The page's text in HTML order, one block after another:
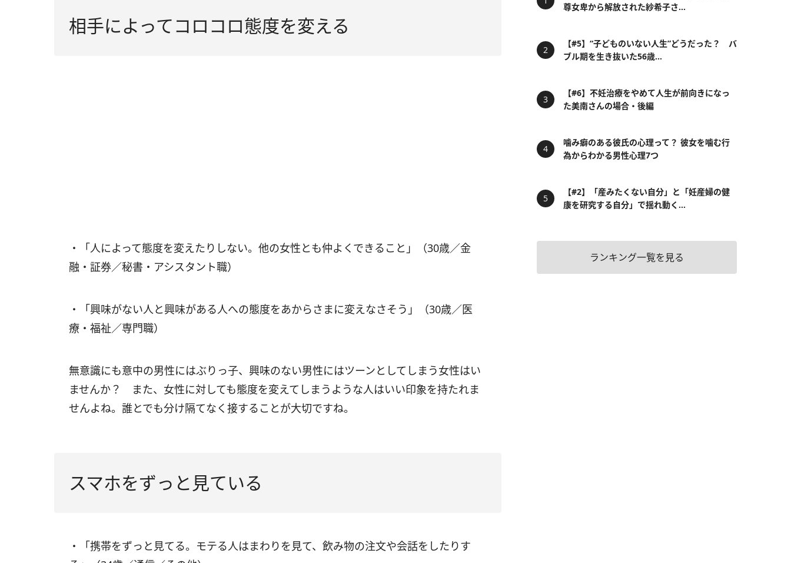
相手によってコロコロ態度を変える
・「人によって態度を変えたりしない。他の女性とも仲よくできること」（30歳／金
融・証券／秘書・アシスタント職）
・「興味がない人と興味がある人への態度をあからさまに変えなさそう」（30歳／医
療・福祉／専門職）
無意識にも意中の男性にはぶりっ子、興味のない男性にはツーンとしてしまう女性はい
ませんか？ また、女性に対しても態度を変えてしまうような人はいい印象を持たれま
せんよね。誰とでも分け隔てなく接することが大切ですね。
スマホをずっと見ている
・「携帯をずっと見てる。モテる人はまわりを見て、飲み物の注文や会話をしたりす
尊女卑から解放された紗希子さ...
【#5】“子どものいない人生”どうだった？ バ
ブル期を生き抜いた56歳...
【#6】不妊治療をやめて人生が前向きになっ
た美南さんの場合・後編
噛み癖のある彼氏の心理って？ 彼女を噛む行
為からわかる男性心理7つ
【#2】「産みたくない自分」と「妊産婦の健
康を研究する自分」で揺れ動く...
ランキング一覧を見る